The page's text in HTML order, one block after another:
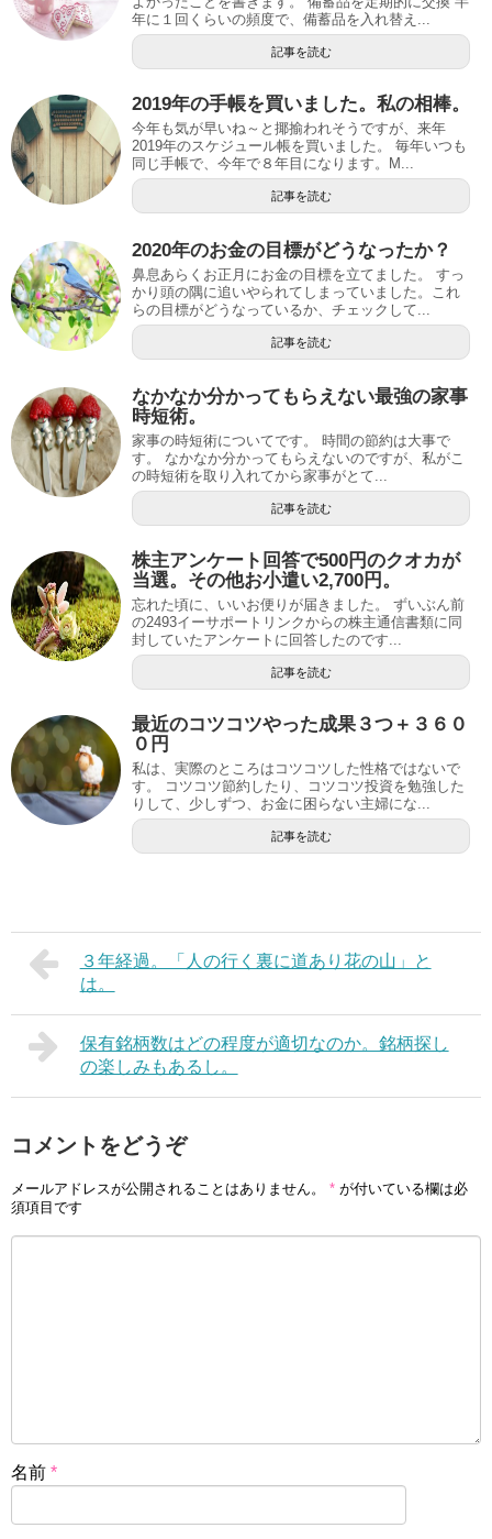
年に１回くらいの頻度で、備蓄品を入れ替え...
記事を読む
2019年の手帳を買いました。私の相棒。
今年も気が早いね～と揶揄われそうですが、来年
2019年のスケジュール帳を買いました。 毎年いつも
同じ手帳で、今年で８年目になります。M...
記事を読む
2020年のお金の目標がどうなったか？
鼻息あらくお正月にお金の目標を立てました。 すっ
かり頭の隅に追いやられてしまっていました。これ
らの目標がどうなっているか、チェックして...
記事を読む
なかなか分かってもらえない最強の家事
時短術。
家事の時短術についてです。 時間の節約は大事で
す。 なかなか分かってもらえないのですが、私がこ
の時短術を取り入れてから家事がとて...
記事を読む
株主アンケート回答で500円のクオカが
当選。その他お小遣い2,700円。
忘れた頃に、いいお便りが届きました。 ずいぶん前
の2493イーサポートリンクからの株主通信書類に同
封していたアンケートに回答したのです...
記事を読む
最近のコツコツやった成果３つ＋３６０
０円
私は、実際のところはコツコツした性格ではないで
す。 コツコツ節約したり、コツコツ投資を勉強した
りして、少しずつ、お金に困らない主婦にな...
記事を読む
３年経過。「人の行く裏に道あり花の山」と
は。
保有銘柄数はどの程度が適切なのか。銘柄探し
の楽しみもあるし。
コメントをどうぞ
メールアドレスが公開されることはありません。 * が付いている欄は必
須項目です
名前 *